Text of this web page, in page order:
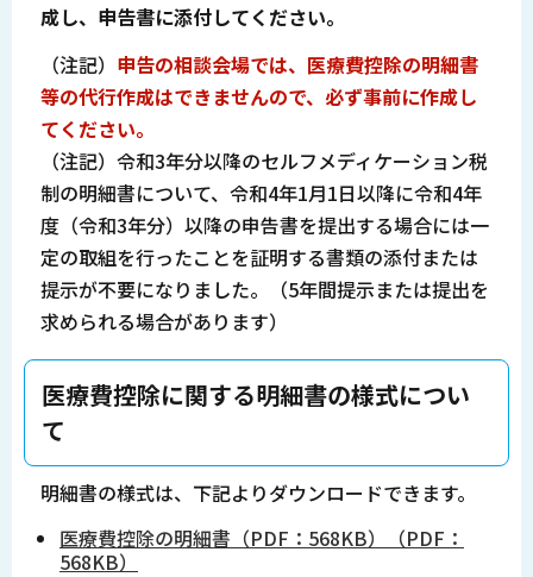
成し、申告書に添付してください。
（注記） 申告の相談会場では、医療費控除の明細書
等の代行作成はできませんので、必ず事前に作成し
てください。
（注記）令和3年分以降のセルフメディケーション税
制の明細書について、令和4年1月1日以降に令和4年
度（令和3年分）以降の申告書を提出する場合には一
定の取組を行ったことを証明する書類の添付または
提示が不要になりました。（5年間提示または提出を
求められる場合があります）
医療費控除に関する明細書の様式につい
て
明細書の様式は、下記よりダウンロードできます。
医療費控除の明細書（PDF：568KB）（PDF：
568KB）